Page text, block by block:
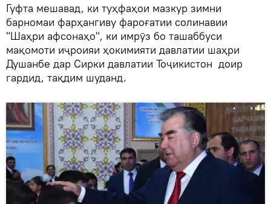
Гуфта мешавад, ки туҳфаҳои мазкур зимни
барномаи фарҳангиву фароғатии солинавии
"Шаҳри афсонаҳо", ки имрӯз бо ташаббуси
мақомоти иҷроияи ҳокимияти давлатии шаҳри
Душанбе дар Сирки давлатии Тоҷикистон доир
гардид, тақдим шуданд.